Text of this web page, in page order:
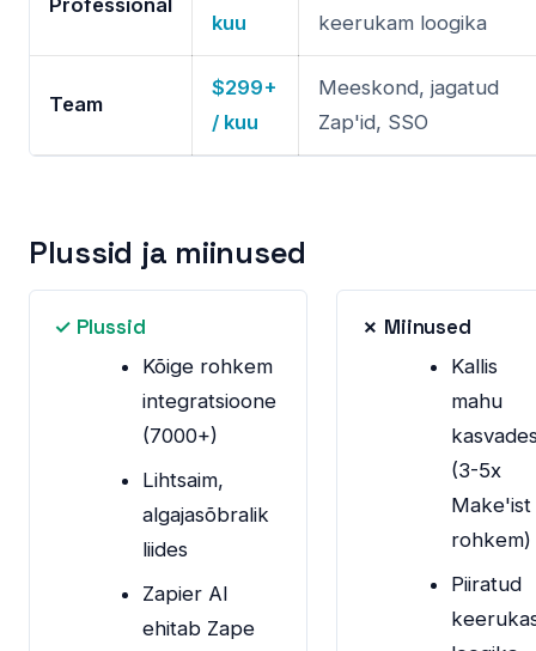
Professional
kuu keerukam loogika
Team
$299+
/ kuu
Meeskond, jagatud
Zap'id, SSO
Plussid ja miinused
✓ Plussid
Kõige rohkem
integratsioone
(7000+)
Lihtsaim,
algajasõbralik
liides
Zapier AI
ehitab Zape
✗ Miinused
Kallis
mahu
(3-5x
Make'ist
rohkem)
Piiratud